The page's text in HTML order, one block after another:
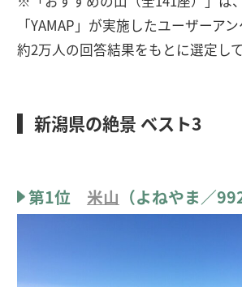
「YAMAP」が実施したユーザーア
約2万人の回答結果をもとに選定して
新潟県の絶景 ベスト3
第1位 米山 （よねやま／